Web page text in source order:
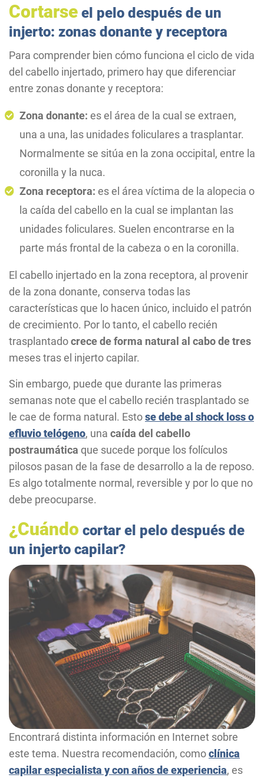
Cortarse el pelo después de un
injerto: zonas donante y receptora
Para comprender bien cómo funciona el ciclo de vida
del cabello injertado, primero hay que diferenciar
entre zonas donante y receptora:
Zona donante: es el área de la cual se extraen,
una a una, las unidades foliculares a trasplantar.
Normalmente se sitúa en la zona occipital, entre la
coronilla y la nuca.
Zona receptora: es el área víctima de la alopecia o
la caída del cabello en la cual se implantan las
unidades foliculares. Suelen encontrarse en la
parte más frontal de la cabeza o en la coronilla.
El cabello injertado en la zona receptora, al provenir
de la zona donante, conserva todas las
características que lo hacen único, incluido el patrón
de crecimiento. Por lo tanto, el cabello recién
trasplantadocrece de forma natural al cabo de tres
meses tras el injerto capilar.
Sin embargo, puede que durante las primeras
semanas note que el cabello recién trasplantado se
le cae de forma natural. Estose debe al shock loss o
efluvio telógeno, una caída del cabello
postraumática que sucede porque los folículos
pilosos pasan de la fase de desarrollo a la de reposo.
Es algo totalmente normal, reversible y por lo que no
debe preocuparse.
¿Cuándo cortar el pelo después de
un injerto capilar?
Encontrará distinta información en Internet sobre
este tema. Nuestra recomendación, comoclínica
capilar especialista y con años de experiencia, es